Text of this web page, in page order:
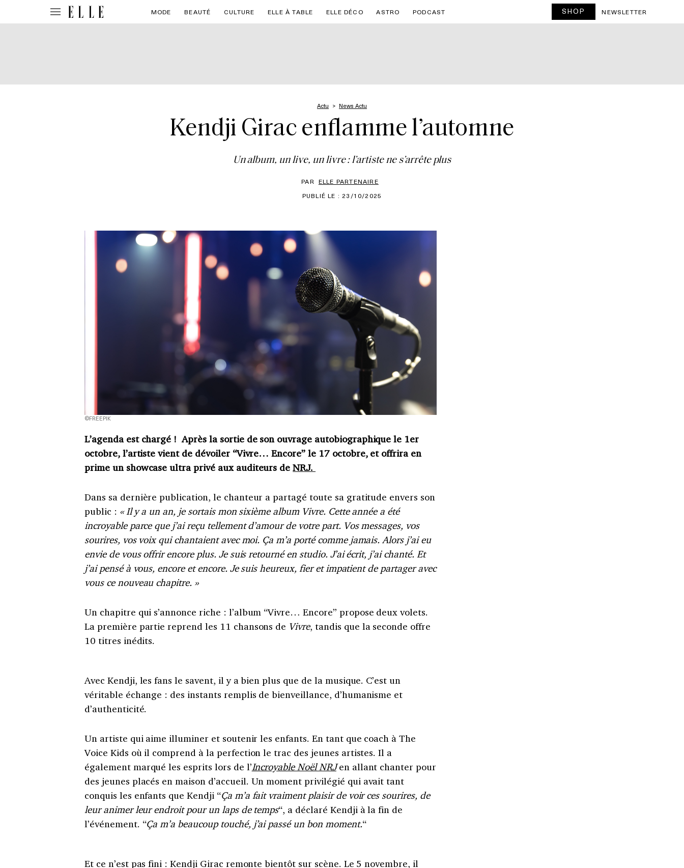
MODE BEAUTÉ CULTURE ELLE À TABLE ELLE DÉCO ASTRO PODCAST SHOP NEWSLETTER
Actu News Actu
Kendji Girac enflamme l’automne
Un album, un live, un livre : l’artiste ne s’arrête plus
PAR ELLE PARTENAIRE
PUBLIÉ LE : 23/10/2025
©FREEPIK
L’agenda est chargé ! Après la sortie de son ouvrage autobiographique le 1er
octobre, l’artistevient de dévoiler “Vivre… Encore” le 17 octobre, et offrira en
prime un showcase ultra privé aux auditeurs deNRJ.
Dans sa dernière publication, le chanteur a partagé toute sa gratitude envers son
public : « Il y a un an, je sortais mon sixième album Vivre. Cette année a été
incroyable parce que j’ai reçu tellement d’amour de votre part. Vos messages, vos
sourires, vos voix qui chantaient avec moi. Ça m’a porté comme jamais. Alors j’ai eu
envie de vous offrir encore plus. Je suis retournéen studio. J’ai écrit, j’ai chanté. Et
j’ai pensé à vous, encore et encore. Je suis heureux, fier et impatient de partager avec
vous ce nouveau chapitre. »
Un chapitre qui s’annonce riche : l’album “Vivre… Encore” propose deux volets.
La première partie reprend les 11 chansons de Vivre, tandis que la seconde offre
10 titres inédits.
Avec Kendji, les fans le savent, il y a bien plus que de la musique. C’est un
véritable échange : des instants remplis de bienveillance, d’humanisme et
d’authenticité.
Un artiste qui aime illuminer et soutenir les enfants. En tant que coach à The
Voice Kids où il comprend à la perfection le trac des jeunes artistes. Il a
également marqué les esprits lors de l’Incroyable Noël NRJen allant chanter pour
des jeunes placés en maison d’accueil. Un moment privilégié qui avait tant
conquis les enfants que Kendji “Ça m’a fait vraiment plaisir de voir ces sourires, de
leur animer leur endroit pour un laps de temps“, a déclaré Kendji à la fin de
l’événement. “Ça m’a beaucoup touché, j’ai passé un bon moment.“
Et ce n’est pas fini : Kendji Girac remonte bientôt sur scène. Le 5 novembre, il